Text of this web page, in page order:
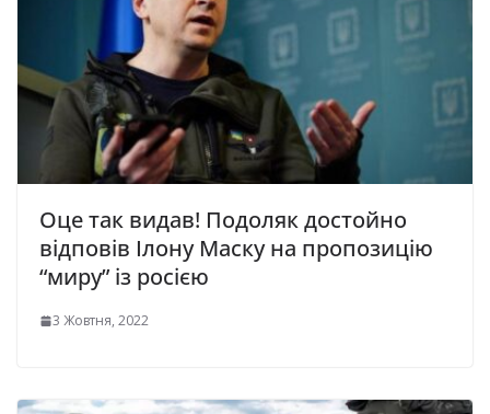
Оце так видав! Подоляк достойно
відповів Ілону Маску на пропозицію
“миру” із росією
3 Жовтня, 2022